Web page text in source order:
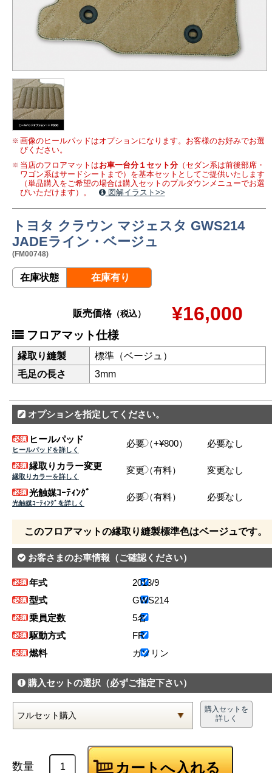
画像のヒールパッドはオプションになります。お客様のお好みでお選
びください。
当店のフロアマットはお車一台分１セット分（セダン系は前後部席・
ワゴン系はサードシートまで）を基本セットとしてご提供いたします
（単品購入をご希望の場合は購入セットのプルダウンメニューでお選
びいただけます）。
図解イラスト>>
トヨタ クラウン マジェスタ GWS214
JADEライン・ベージュ
(FM00748)
在庫状態 在庫有り
販売価格（税込） ¥16,000
フロアマット仕様
縁取り縫製
標準（ベージュ）
毛足の長さ
3mm
オプションを指定してください。
ヒールパッド
ヒールパッドを詳しく
必要（+¥800） 必要なし
縁取りカラー変更
縁取りカラーを詳しく
変更（有料） 変更なし
光触媒ｺｰﾃｨﾝｸﾞ
光触媒ｺｰﾃｨﾝｸﾞを詳しく
必要（有料） 必要なし
このフロアマットの縁取り縫製標準色はベージュです。
お客さまのお車情報 （ご確認ください）
年式
2013/9
型式
GWS214
乗員定数
5名
駆動方式
FR
燃料
ガソリン
購入セットの選択 （必ずご指定下さい）
購入セットを
詳しく
数量